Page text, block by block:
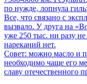
по нужде, лопнула
Все, что связано с
вызвало. У друга на
уже 250 тыс. ни разу не
нареканий нет.
Совет: можно масло и
необходимо чаще его
славу отечественного